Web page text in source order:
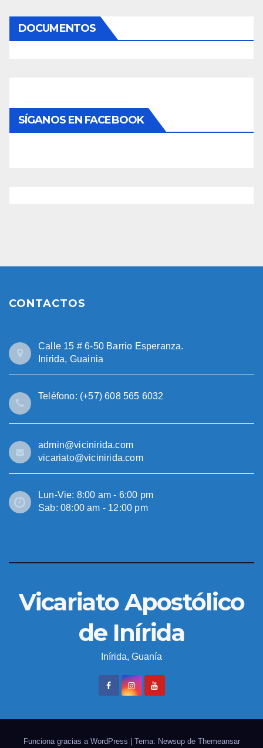
DOCUMENTOS
SÍGANOS EN FACEBOOK
CONTACTOS
Calle 15 # 6-50 Barrio Esperanza.
Inirida, Guainia
Teléfono: (+57) 608 565 6032
admin@vicinirida.com
vicariato@vicinirida.com
Lun-Vie: 8:00 am - 6:00 pm
Sab: 08:00 am - 12:00 pm
Vicariato Apostólico
de Inírida
Inírida, Guanía
Funciona gracias a WordPress Tema: Newsup de Themeansar